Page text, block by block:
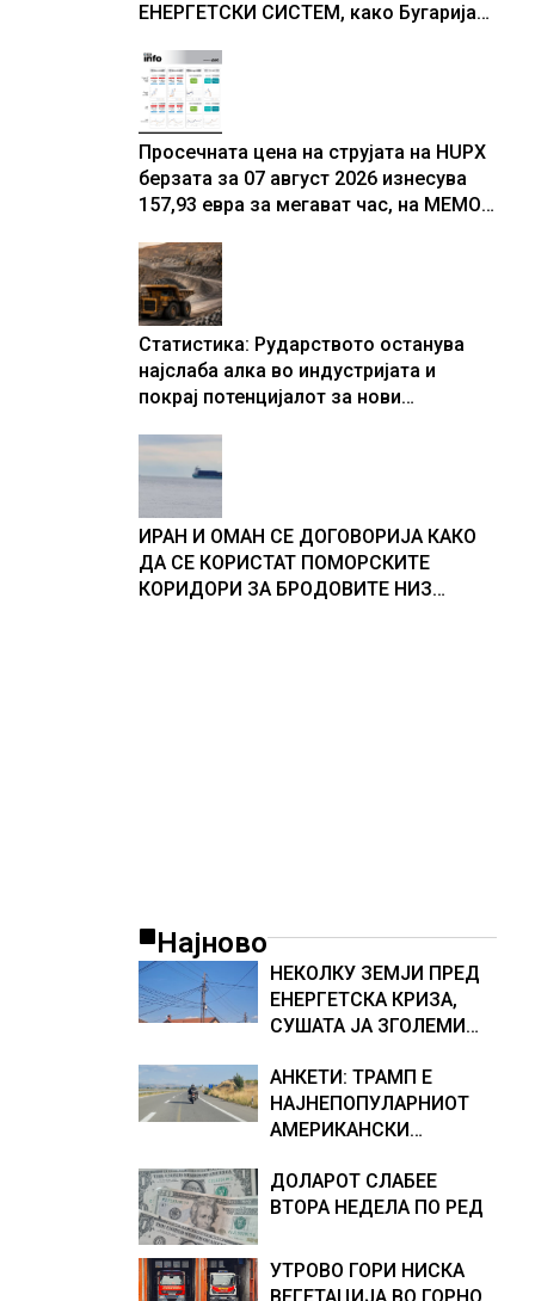
ЕНЕРГЕТСКИ СИСТЕМ, како Бугарија
складирање на енергија од батерии
Просечната цена на струјата на HUPX
берзата за 07 август 2026 изнесува
157,93 евра за мегават час, на МЕМО
Статистика: Рударството останува
најслаба алка во индустријата и
покрај потенцијалот за нови
ИРАН И ОМАН СЕ ДОГОВОРИЈА КАКО
ДА СЕ КОРИСТАТ ПОМОРСКИТЕ
КОРИДОРИ ЗА БРОДОВИТЕ НИЗ
Најново
НЕКОЛКУ ЗЕМЈИ ПРЕД
ЕНЕРГЕТСКА КРИЗА,
СУШАТА ЈА ЗГОЛЕМИ
НА БЕРЗИТЕ НА НАД 700
ЕВРА ЗА МЕГАВАТ-ЧАС
АНКЕТИ: ТРАМП Е
НАЈНЕПОПУЛАРНИОТ
АМЕРИКАНСКИ
МАНДАТ, тој не ги
признава резултатите
ДОЛАРОТ СЛАБЕЕ
ВТОРА НЕДЕЛА ПО РЕД
УТРОВО ГОРИ НИСКА